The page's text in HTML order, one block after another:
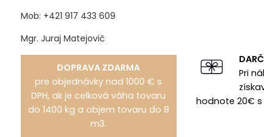
Mob: +421 917 433 609
Mgr. Juraj Matejovič
DOPRAVA ZDARMA
pre objednávky nad 1000 € s
DPH, ak je celková váha tovaru
do 1400 kg a objem tovaru do 8
m3.
Pri
hodnote 20€ s